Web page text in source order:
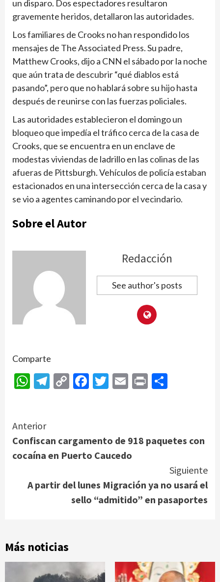
un disparo. Dos espectadores resultaron
gravemente heridos, detallaron las autoridades.
Los familiares de Crooks no han respondido los
mensajes de The Associated Press. Su padre,
Matthew Crooks, dijo a CNN el sábado por la noche
que aún trata de descubrir “qué diablos está
pasando”, pero que no hablará sobre su hijo hasta
después de reunirse con las fuerzas policiales.
Las autoridades establecieron el domingo un
bloqueo que impedía el tráfico cerca de la casa de
Crooks, que se encuentra en un enclave de
modestas viviendas de ladrillo en las colinas de las
afueras de Pittsburgh. Vehículos de policía estaban
estacionados en una intersección cerca de la casa y
se vio a agentes caminando por el vecindario.
Sobre el Autor
Redacción
See author's posts
Comparte
WhatsApp
Telegram
CopyFacebook
Twitter
Email
Print
Continue
Reading
Anterior
Confiscan cargamento de 918 paquetes con
cocaína en Puerto Caucedo
Siguiente
A partir del lunes Migración ya no usará el
sello “admitido” en pasaportes
Más noticias